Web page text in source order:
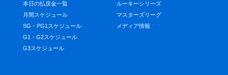
本日の払戻金一覧
月間スケジュール
SG・PG1スケジュール
G1・G2スケジュール
G3スケジュール
ルーキーシリーズ
マスターズリーグ
メディア情報